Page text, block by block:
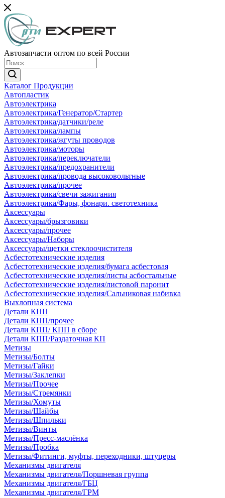
Автозапчасти оптом по всей России
Каталог Продукции
Автопластик
Автоэлектрика
Автоэлектрика/Генератор/Стартер
Автоэлектрика/датчики/реле
Автоэлектрика/лампы
Автоэлектрика/жгуты проводов
Автоэлектрика/моторы
Автоэлектрика/переключатели
Автоэлектрика/предохранители
Автоэлектрика/провода высоковольтные
Автоэлектрика/прочее
Автоэлектрика/свечи зажигания
Автоэлектрика/Фары, фонари. светотехника
Аксессуары
Аксессуары/брызговики
Аксессуары/прочее
Аксессуары/Наборы
Аксессуары/щетки стеклоочистителя
Асбестотехнические изделия
Асбестотехнические изделия/бумага асбестовая
Асбестотехнические изделия/листы асбостальные
Асбестотехнические изделия/листовой паронит
Асбестотехнические изделия/Сальниковая набивка
Выхлопная система
Детали КПП
Детали КПП/прочее
Детали КПП/ КПП в сборе
Детали КПП/Раздаточная КП
Метизы
Метизы/Болты
Метизы/Гайки
Метизы/Заклепки
Метизы/Прочее
Метизы/Стремянки
Метизы/Хомуты
Метизы/Шайбы
Метизы/Шпильки
Метизы/Винты
Метизы/Пресс-маслёнка
Метизы/Пробка
Метизы/Фитинги, муфты, переходники, штуцеры
Механизмы двигателя
Механизмы двигателя/Поршневая группа
Механизмы двигателя/ГБЦ
Механизмы двигателя/ГРМ